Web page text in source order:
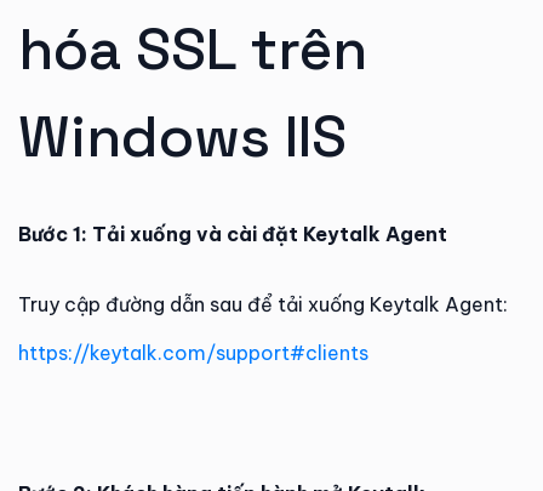
hóa SSL trên
Windows IIS
Bước 1: Tải xuống và cài đặt Keytalk Agent
Truy cập đường dẫn sau để tải xuống Keytalk Agent:
https://keytalk.com/support#clients